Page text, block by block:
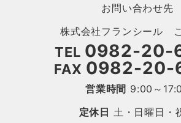
お問い合わせ先
株式会社フランシール
TEL 0982-20-
FAX 0982-20-
営業時間 9:00～
定休日 土・日曜日・